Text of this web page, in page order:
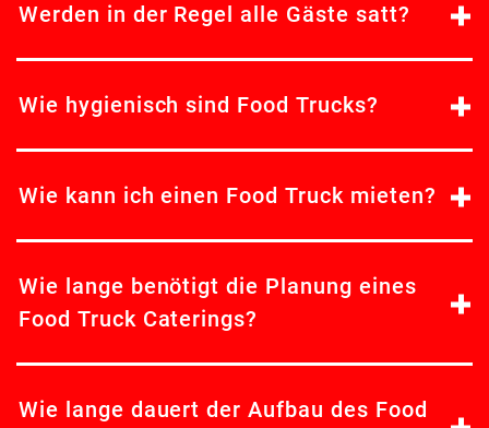
Werden in der Regel alle Gäste satt?
Wie hygienisch sind Food Trucks?
Wie kann ich einen Food Truck mieten?
Wie lange benötigt die Planung eines
Food Truck Caterings?
Wie lange dauert der Aufbau des Food